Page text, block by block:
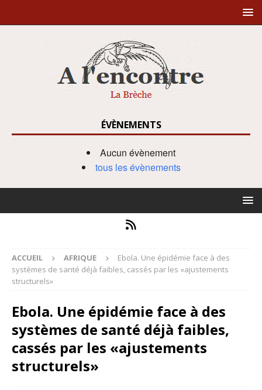
ÉVÈNEMENTS
Aucun évènement
tous les évènements
ACCUEIL AFRIQUE
Ebola. Une épidémie face à des
systèmes de santé déjà faibles, cassés par les «ajustements
structurels»
Ebola. Une épidémie face à des
systèmes de santé déjà faibles,
cassés par les «ajustements
structurels»